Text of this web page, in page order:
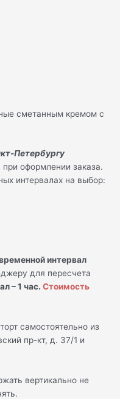
сметанным кремом с
Петербургу
оформлении заказа.
интервалах на выбор:
интервал
для пересчета
– 1 час. Стоимость
самостоятельно из
пр-кт, д. 37/1 и
вертикально не